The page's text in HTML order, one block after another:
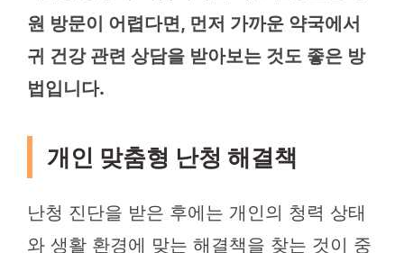
원 방문이 어렵다면, 먼저 가까운 약국에서
귀 건강 관련 상담을 받아보는 것도 좋은 방
법입니다.
개인 맞춤형 난청 해결책
난청 진단을 받은 후에는 개인의 청력 상태
와 생활 환경에 맞는 해결책을 찾는 것이 중